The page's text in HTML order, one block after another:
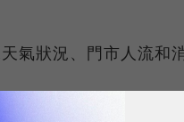
氣狀況、門市人流和